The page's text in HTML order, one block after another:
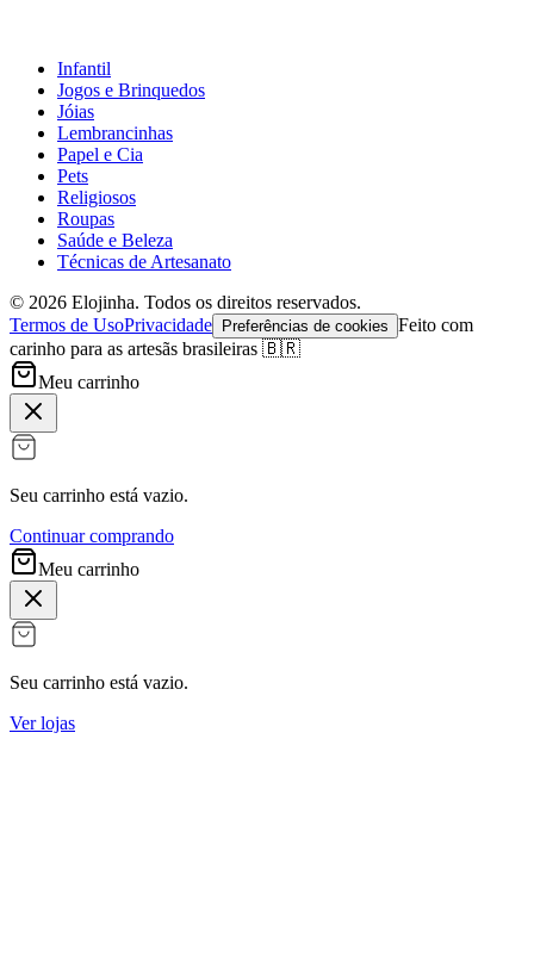
Infantil
Jogos e Brinquedos
Jóias
Lembrancinhas
Papel e Cia
Pets
Religiosos
Roupas
Saúde e Beleza
Técnicas de Artesanato
© 2026 Elojinha. Todos os direitos reservados.
Termos de UsoPrivacidade Preferências de cookies Feito com
carinho para as artesãs brasileiras 🇧🇷
Meu carrinho
Seu carrinho está vazio.
Continuar comprando
Meu carrinho
Seu carrinho está vazio.
Ver lojas